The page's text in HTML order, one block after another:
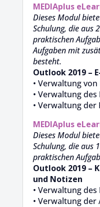
MEDIAplus
Dieses Modul
Schulung, die aus
praktischen
Aufgaben mit
besteht.
Outlook 2019 –
• Verwaltung von
• Verwaltung
• Verwaltung der
MEDIAplus
Dieses Modul
Schulung, die aus
praktischen
Outlook 2019 –
und Notizen
• Verwaltung des
• Verwaltung